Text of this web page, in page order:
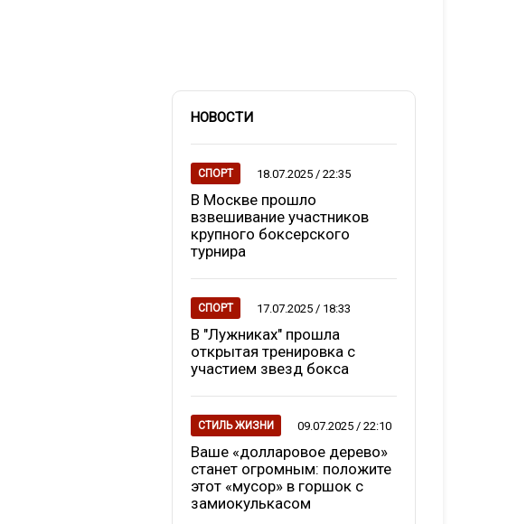
НОВОСТИ
СПОРТ 18.07.2025 / 22:35
В Москве прошло
взвешивание участников
крупного боксерского
турнира
СПОРТ 17.07.2025 / 18:33
В "Лужниках" прошла
открытая тренировка с
участием звезд бокса
СТИЛЬ ЖИЗНИ 09.07.2025 / 22:10
Ваше «долларовое дерево»
станет огромным: положите
этот «мусор» в горшок с
замиокулькасом